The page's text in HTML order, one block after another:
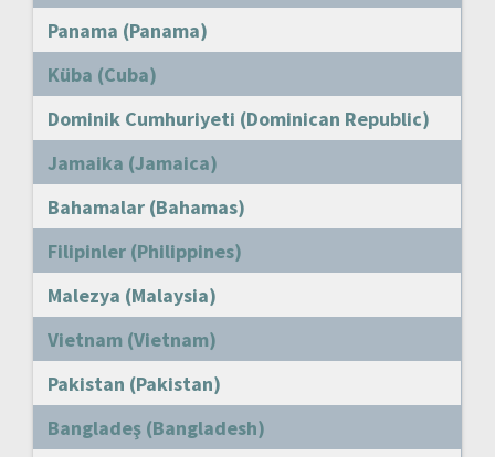
Panama (Panama)
Küba (Cuba)
Dominik Cumhuriyeti (Dominican Republic)
Jamaika (Jamaica)
Bahamalar (Bahamas)
Filipinler (Philippines)
Malezya (Malaysia)
Vietnam (Vietnam)
Pakistan (Pakistan)
Bangladeş (Bangladesh)